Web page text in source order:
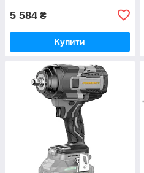
5 584 ₴
Купити